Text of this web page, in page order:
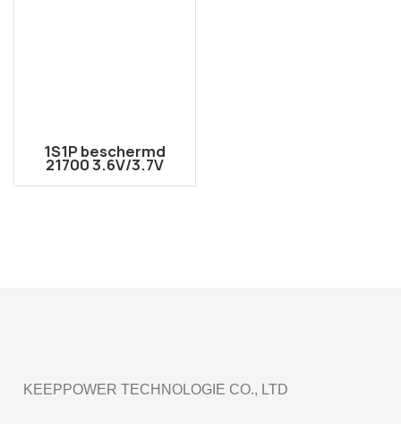
1S1P beschermd
21700 3.6V/3.7V
met JST-connector
KEEPPOWER TECHNOLOGIE CO., LTD